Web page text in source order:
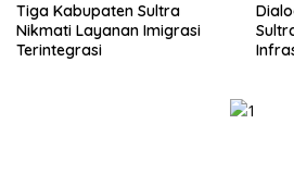
Tiga Kabupaten Sultra
Nikmati Layanan Imigrasi
Terintegrasi